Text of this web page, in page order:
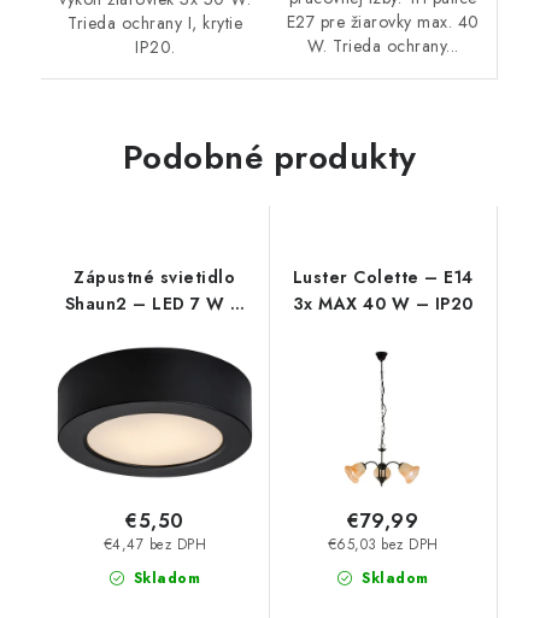
Trieda ochrany I, krytie
IP20.
E27 pre žiarovky max. 40
W. Trieda ochrany...
Podobné produkty
Zápustné svietidlo
Shaun2 – LED 7 W –
Skladom
€4,47 bez DPH
€5,50
Luster Colette – E14
3x MAX 40 W – IP20
Skladom
€65,03 bez DPH
€79,99